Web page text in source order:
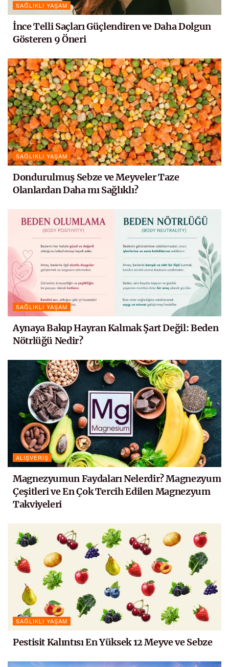
SAĞLIKLI YAŞAM
İnce Telli Saçları Güçlendiren ve Daha Dolgun
Gösteren 9 Öneri
SAĞLIKLI YAŞAM
Dondurulmuş Sebze ve Meyveler Taze
Olanlardan Daha mı Sağlıklı?
SAĞLIKLI YAŞAM
Aynaya Bakıp Hayran Kalmak Şart Değil: Beden
Nötrlüğü Nedir?
ALIŞVERIŞ
Magnezyumun Faydaları Nelerdir? Magnezyum
Çeşitleri ve En Çok Tercih Edilen Magnezyum
Takviyeleri
SAĞLIKLI YAŞAM
Pestisit Kalıntısı En Yüksek 12 Meyve ve Sebze